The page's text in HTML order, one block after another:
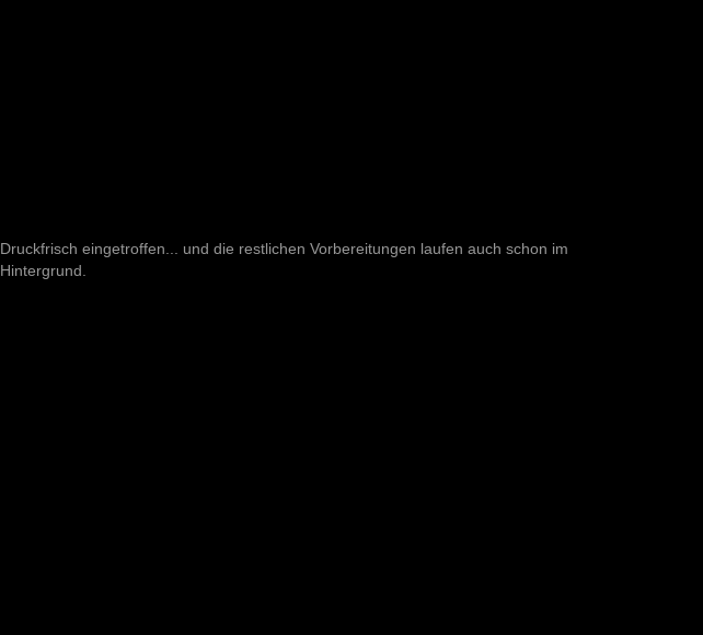
Druckfrisch eingetroffen... und die restlichen Vorbereitungen laufen auch schon im
Hintergrund.